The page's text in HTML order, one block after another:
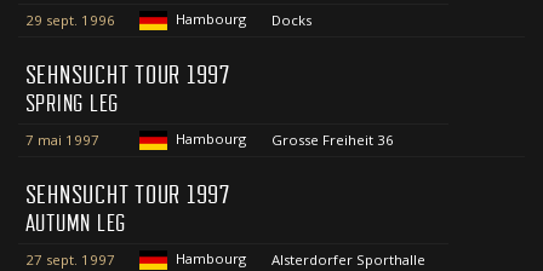
29 sept. 1996 Hambourg Docks
SEHNSUCHT TOUR 1997
SPRING LEG
7 mai 1997 Hambourg Grosse Freiheit 36
SEHNSUCHT TOUR 1997
AUTUMN LEG
27 sept. 1997 Hambourg Alsterdorfer Sporthalle